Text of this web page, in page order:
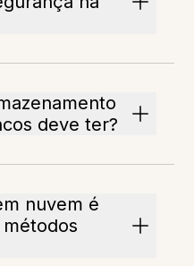
deve ter?
nuvem é